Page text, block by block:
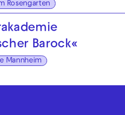
Rosengarten
Barock«
Mannheim